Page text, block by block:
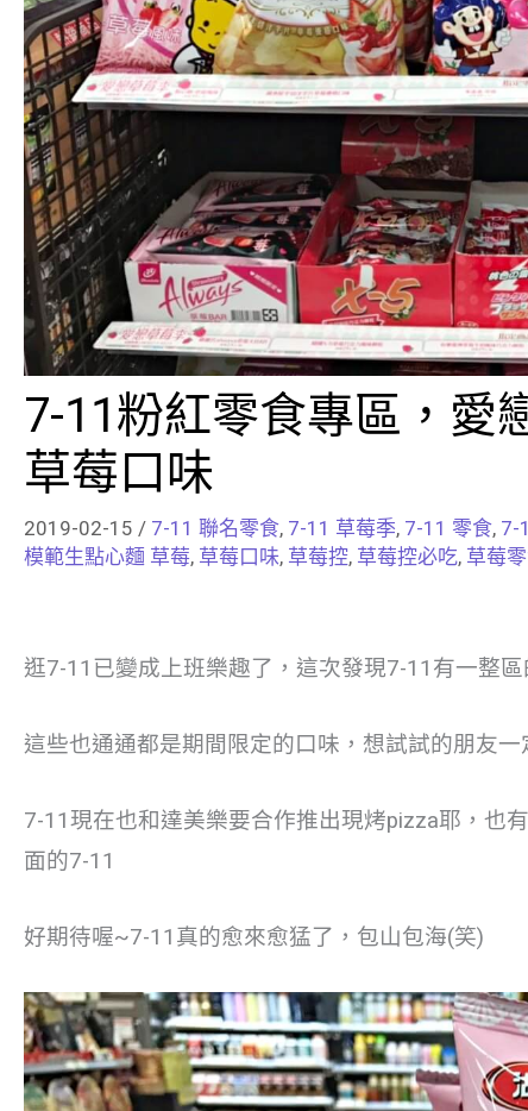
7-11粉紅零食專區，愛
草莓口味
2019-02-15 / 7-11 聯名零食, 7-11 草莓季, 7-11 零食, 7-
模範生點心麵 草莓, 草莓口味, 草莓控, 草莓控必吃, 草莓
逛7-11已變成上班樂趣了，這次發現7-11有一整
這些也通通都是期間限定的口味，想試試的朋友一
7-11現在也和達美樂要合作推出現烤pizza耶，也
面的7-11
好期待喔~7-11真的愈來愈猛了，包山包海(笑)